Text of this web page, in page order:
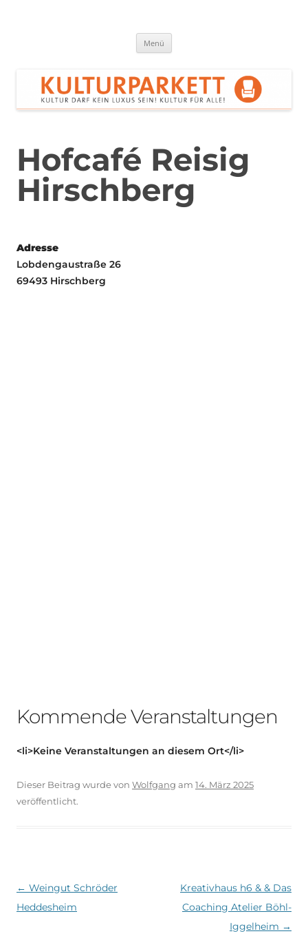
Menü
Hofcafé Reisig
Hirschberg
Adresse
Lobdengaustraße 26
69493 Hirschberg
Kommende Veranstaltungen
<li>Keine Veranstaltungen an diesem Ort</li>
Dieser Beitrag wurdevon Wolfgang am 14. März 2025
veröffentlicht.
Beitragsnavigation
← Weingut Schröder
Heddesheim
Kreativhaus h6 & & Das
Coaching Atelier Böhl-
Iggelheim →